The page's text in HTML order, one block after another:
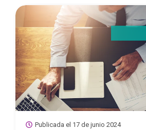
Publicada el 17 de junio 2024